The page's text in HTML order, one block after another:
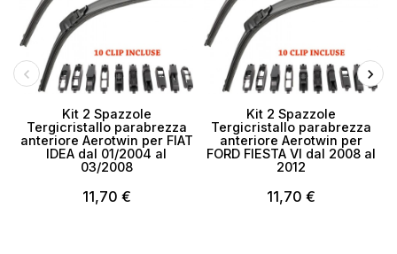
Kit 2 Spazzole
Tergicristallo parabrezza
anteriore Aerotwin per FIAT
IDEA dal 01/2004 al
03/2008
11,70 €
Kit 2 Spazzole
Tergicristallo parabrezza
anteriore Aerotwin per
FORD FIESTA VI dal 2008 al
2012
11,70 €